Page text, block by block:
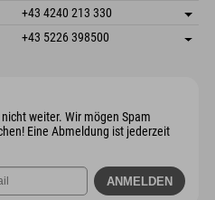
Buchen
Adresse speichern
Anreiseinfos
Buchen
+43 4240 213 330
Adresse speichern
+43 5226 398500
weiter. Wir mögen Spam
Eine Abmeldung ist jederzeit